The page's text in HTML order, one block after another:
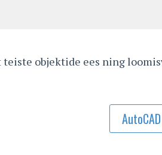
objektide ees ning